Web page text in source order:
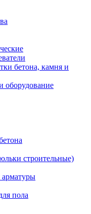
бетона, камня и
оборудование
строительные)
арматуры
пола